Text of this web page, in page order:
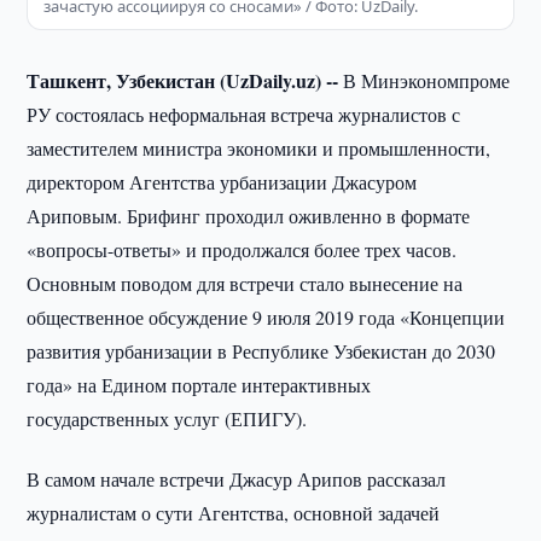
зачастую ассоциируя со сносами» / Фото: UzDaily.
Ташкент, Узбекистан (UzDaily.uz) --В Минэкономпроме
РУ состоялась неформальная встреча журналистов с
заместителем министра экономики и промышленности,
директором Агентства урбанизации Джасуром
Ариповым. Брифинг проходил оживленно в формате
«вопросы-ответы» и продолжался более трех часов.
Основным поводом для встречи стало вынесение на
общественное обсуждение 9 июля 2019 года «Концепции
развития урбанизации в Республике Узбекистан до 2030
года» на Едином портале интерактивных
государственных услуг (ЕПИГУ).
В самом начале встречи Джасур Арипов рассказал
журналистам о сути Агентства, основной задачей